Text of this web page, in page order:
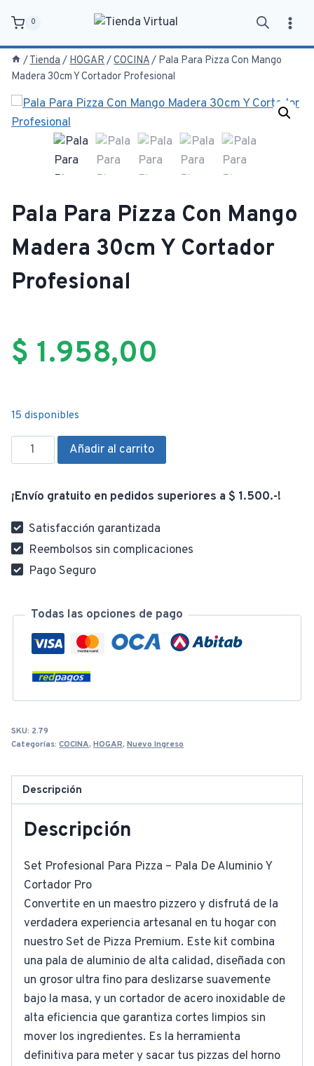
contenido
0
/Tienda / HOGAR /COCINA/ Pala Para Pizza Con Mango
Madera 30cm Y Cortador Profesional
Pala Para Pizza Con Mango
Madera 30cm Y Cortador
Profesional
$ 1.958,00
15 disponibles
Pala
Para
Con
Mango
Madera
30cm
Y
Profesional
cantidad
Añadir al carrito
¡Envío gratuito en pedidos superiores a $ 1.500.-!
Satisfacción garantizada
Reembolsos sin complicaciones
Pago Seguro
Todas las opciones de pago
SKU: 2.79
Categorías: COCINA, HOGAR, Nuevo Ingreso
Descripción
Descripción
Set Profesional Para Pizza – Pala De Aluminio Y
Cortador Pro
Convertite en un maestro pizzero y disfrutá de la
verdadera experiencia artesanal en tu hogar con
nuestro Set de Pizza Premium. Este kit combina
una pala de aluminio de alta calidad, diseñada con
un grosor ultra fino para deslizarse suavemente
bajo la masa, y un cortador de acero inoxidable de
alta eficiencia que garantiza cortes limpios sin
mover los ingredientes. Es la herramienta
definitiva para meter y sacar tus pizzas del horno